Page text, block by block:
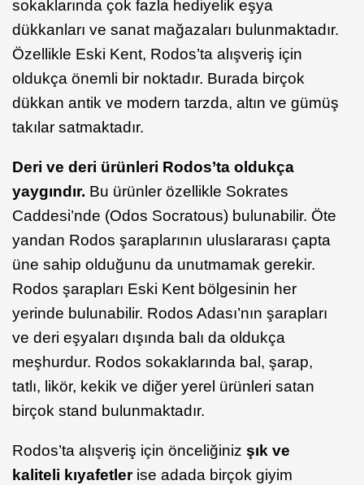
sokaklarında çok fazla hediyelik eşya
dükkanları ve sanat mağazaları bulunmaktadır.
Özellikle Eski Kent, Rodos’ta alışveriş için
oldukça önemli bir noktadır. Burada birçok
dükkan antik ve modern tarzda, altın ve gümüş
takılar satmaktadır.
Deri ve deri ürünleri Rodos’ta oldukça
yaygındır. Bu ürünler özellikle Sokrates
Caddesi’nde (Odos Socratous) bulunabilir. Öte
yandan Rodos şaraplarının uluslararası çapta
üne sahip olduğunu da unutmamak gerekir.
Rodos şarapları Eski Kent bölgesinin her
yerinde bulunabilir. Rodos Adası’nın şarapları
ve deri eşyaları dışında balı da oldukça
meşhurdur. Rodos sokaklarında bal, şarap,
tatlı, likör, kekik ve diğer yerel ürünleri satan
birçok stand bulunmaktadır.
Rodos’ta alışveriş için önceliğiniz şık ve
kaliteli kıyafetler ise adada birçok giyim